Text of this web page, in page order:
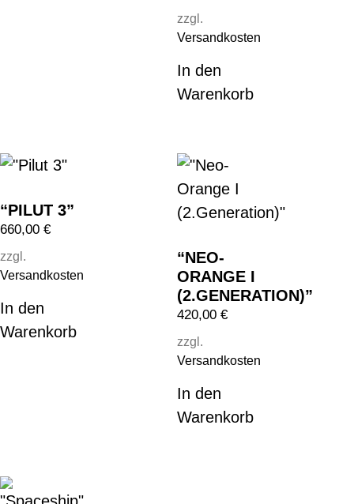
zzgl.
Versandkosten
In den
Warenkorb
“PILUT 3”
660,00 €
zzgl.
Versandkosten
In den
Warenkorb
“NEO-
ORANGE I
(2.GENERATION)”
420,00 €
zzgl.
Versandkosten
In den
Warenkorb